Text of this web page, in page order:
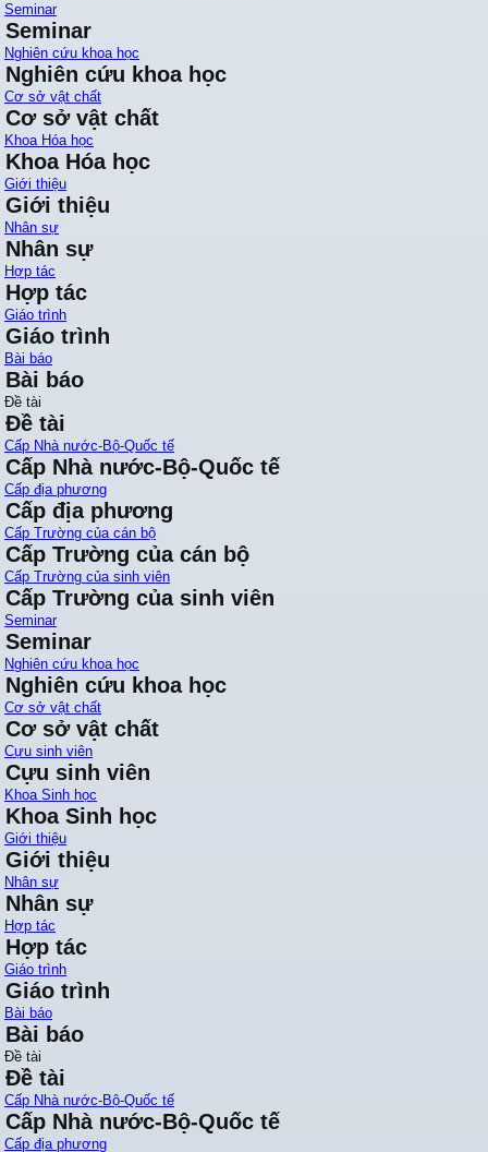
Seminar
Seminar
Nghiên cứu khoa học
Nghiên cứu khoa học
Cơ sở vật chất
Cơ sở vật chất
Khoa Hóa học
Khoa Hóa học
Giới thiệu
Giới thiệu
Nhân sự
Nhân sự
Hợp tác
Hợp tác
Giáo trình
Giáo trình
Bài báo
Bài báo
Đề tài
Đề tài
Cấp Nhà nước-Bộ-Quốc tế
Cấp Nhà nước-Bộ-Quốc tế
Cấp địa phương
Cấp địa phương
Cấp Trường của cán bộ
Cấp Trường của cán bộ
Cấp Trường của sinh viên
Cấp Trường của sinh viên
Seminar
Seminar
Nghiên cứu khoa học
Nghiên cứu khoa học
Cơ sở vật chất
Cơ sở vật chất
Cựu sinh viên
Cựu sinh viên
Khoa Sinh học
Khoa Sinh học
Giới thiệu
Giới thiệu
Nhân sự
Nhân sự
Hợp tác
Hợp tác
Giáo trình
Giáo trình
Bài báo
Bài báo
Đề tài
Đề tài
Cấp Nhà nước-Bộ-Quốc tế
Cấp Nhà nước-Bộ-Quốc tế
Cấp địa phương